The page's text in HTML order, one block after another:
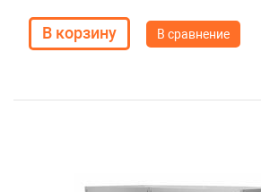
В сравнение